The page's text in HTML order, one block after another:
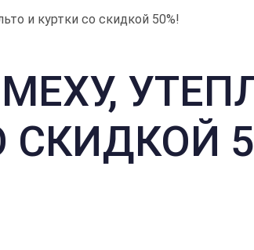
и куртки со скидкой 50%!